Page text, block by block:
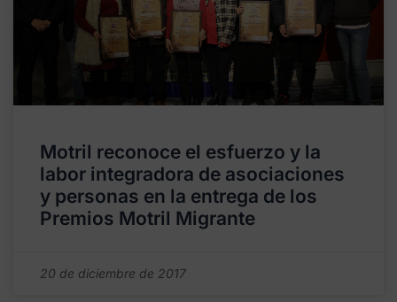
Motril reconoce el esfuerzo y la
labor integradora de asociaciones
y personas en la entrega de los
Premios Motril Migrante
20 de diciembre de 2017